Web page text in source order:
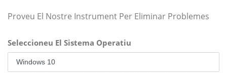
Proveu El Nostre Instrument Per Eliminar Problemes
Seleccioneu El Sistema Operatiu